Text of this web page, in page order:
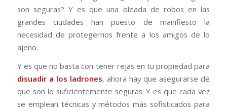
son seguras? Y es que una oleada de robos en las
grandes ciudades han puesto de manifiesto la
necesidad de protegernos frente a los amigos de lo
ajeno.
Y es que no basta con tener rejas en tu propiedad para
disuadir a los ladrones, ahora hay que asegurarse de
que son lo suficientemente seguras. Y es que cada vez
se emplean técnicas y métodos más sofisticados para